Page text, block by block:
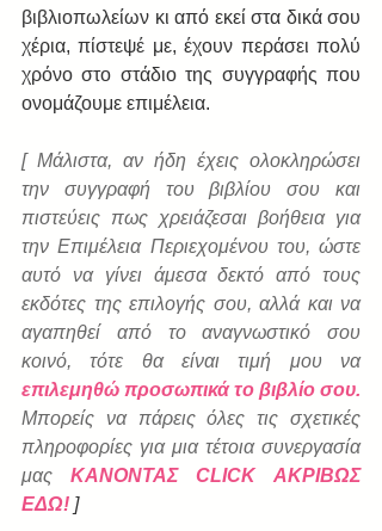
βιβλιοπωλείων κι από εκεί στα δικά σου
χέρια, πίστεψέ με, έχουν περάσει πολύ
χρόνο στο στάδιο της συγγραφής που
ονομάζουμε επιμέλεια.
[ Μάλιστα, αν ήδη έχεις ολοκληρώσει
την συγγραφή του βιβλίου σου και
πιστεύεις πως χρειάζεσαι βοήθεια για
την Επιμέλεια Περιεχομένου του, ώστε
αυτό να γίνει άμεσα δεκτό από τους
εκδότες της επιλογής σου, αλλά και να
αγαπηθεί από το αναγνωστικό σου
κοινό, τότε θα είναι τιμή μου να
επιλεμηθώ προσωπικά το βιβλίο σου.
Μπορείς να πάρεις όλες τις σχετικές
πληροφορίες για μια τέτοια συνεργασία
μας
ΚΑΝΟΝΤΑΣ CLICK ΑΚΡΙΒΩΣ
ΕΔΩ! ]